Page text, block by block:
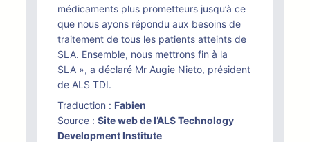
médicaments plus prometteurs jusqu’à ce
que nous ayons répondu aux besoins de
traitement de tous les patients atteints de
SLA. Ensemble, nous mettrons fin à la
SLA », a déclaré Mr Augie Nieto, président
de ALS TDI.
Traduction : Fabien
Source : Site web de l’ALS Technology
Development Institute